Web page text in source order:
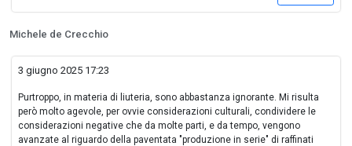
Michele de Crecchio
3 giugno 2025 17:23
Purtroppo, in materia di liuteria, sono abbastanza ignorante. Mi risulta
però molto agevole, per ovvie considerazioni culturali, condividere le
considerazioni negative che da molte parti, e da tempo, vengono
avanzate al riguardo della paventata "produzione in serie" di raffinati